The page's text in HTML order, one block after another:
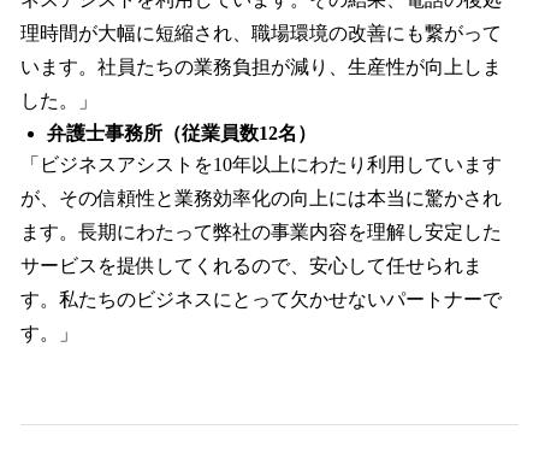
理時間が大幅に短縮され、職場環境の改善にも繋がって
います。社員たちの業務負担が減り、生産性が向上しま
した。」
弁護士事務所（従業員数12名）
「ビジネスアシストを10年以上にわたり利用しています
が、その信頼性と業務効率化の向上には本当に驚かされ
ます。長期にわたって弊社の事業内容を理解し安定した
サービスを提供してくれるので、安心して任せられま
す。私たちのビジネスにとって欠かせないパートナーで
す。」